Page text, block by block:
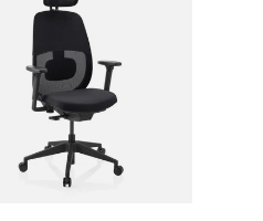
Kies mogelijkheden